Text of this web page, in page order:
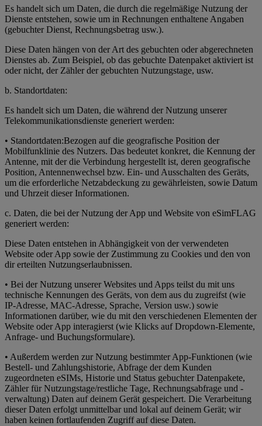
Es handelt sich um Daten, die durch die regelmäßige Nutzung der
Dienste entstehen, sowie um in Rechnungen enthaltene Angaben
(gebuchter Dienst, Rechnungsbetrag usw.).
Diese Daten hängen von der Art des gebuchten oder abgerechneten
Dienstes ab. Zum Beispiel, ob das gebuchte Datenpaket aktiviert ist
oder nicht, der Zähler der gebuchten Nutzungstage, usw.
b. Standortdaten:
Es handelt sich um Daten, die während der Nutzung unserer
Telekommunikationsdienste generiert werden:
• Standortdaten:Bezogen auf die geografische Position der
Mobilfunklinie des Nutzers. Das bedeutet konkret, die Kennung der
Antenne, mit der die Verbindung hergestellt ist, deren geografische
Position, Antennenwechsel bzw. Ein- und Ausschalten des Geräts,
um die erforderliche Netzabdeckung zu gewährleisten, sowie Datum
und Uhrzeit dieser Informationen.
c. Daten, die bei der Nutzung der App und Website von eSimFLAG
generiert werden:
Diese Daten entstehen in Abhängigkeit von der verwendeten
Website oder App sowie der Zustimmung zu Cookies und den von
dir erteilten Nutzungserlaubnissen.
• Bei der Nutzung unserer Websites und Apps teilst du mit uns
technische Kennungen des Geräts, von dem aus du zugreifst (wie
IP-Adresse, MAC-Adresse, Sprache, Version usw.) sowie
Informationen darüber, wie du mit den verschiedenen Elementen der
Website oder App interagierst (wie Klicks auf Dropdown-Elemente,
Anfrage- und Buchungsformulare).
• Außerdem werden zur Nutzung bestimmter App-Funktionen (wie
Bestell- und Zahlungshistorie, Abfrage der dem Kunden
zugeordneten eSIMs, Historie und Status gebuchter Datenpakete,
Zähler für Nutzungstage/restliche Tage, Rechnungsabfrage und -
verwaltung) Daten auf deinem Gerät gespeichert. Die Verarbeitung
dieser Daten erfolgt unmittelbar und lokal auf deinem Gerät; wir
haben keinen fortlaufenden Zugriff auf diese Daten.